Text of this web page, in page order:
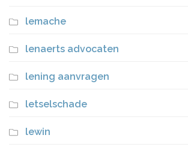
lemache
lenaerts advocaten
lening aanvragen
letselschade
lewin